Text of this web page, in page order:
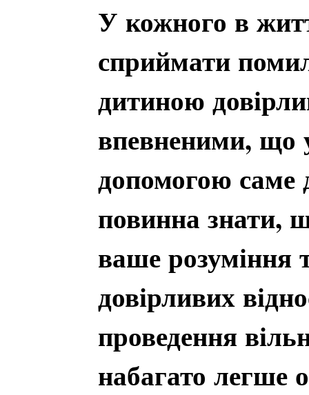
У кожного в
сприймати
дитиною
впевненими, що
допомогою саме
повинна знати,
ваше розуміння
довірливих
проведення
набагато легше